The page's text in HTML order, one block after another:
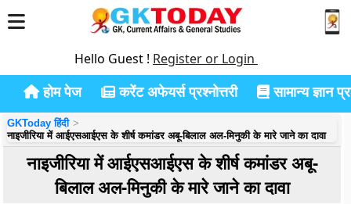
Hello Guest ! Register or Login
होम पेज करेंट अफेयर्स प्रश्नोत्तरी सामान्य ज्ञान
GKToday हिंदी
नाइजीरिया में आईएसआईएस के शीर्ष कमांडर अबू-बिलाल अल-मिनुकी के मारे जाने का दावा
नाइजीरिया में आईएसआईएस के शीर्ष कमांडर अबू-
बिलाल अल-मिनुकी के मारे जाने का दावा